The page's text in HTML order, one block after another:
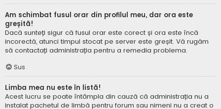
Am schimbat fusul orar din profilul meu, dar ora este
greșită!
Dacă sunteți sigur că fusul orar este corect și ora este încă
incorectă, atunci timpul stocat pe server este greșit. Vă rugăm
să contactați administrația pentru a remedia problema.
Sus
Limba mea nu este în listă!
Acest lucru se poate întâmpla din cauză că administrația nu a
instalat pachetul de limbă pentru forum sau nimeni nu a creat o